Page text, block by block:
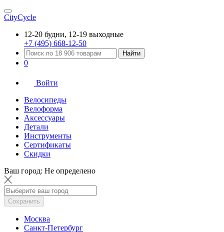
CityCycle
12-20 будни, 12-19 выходные
+7 (495) 668-12-50
Найти
0
Войти
Велосипеды
Велоформа
Аксессуары
Детали
Инструменты
Сертификаты
Скидки
Ваш город: Не определено
Сохранить
Москва
Санкт-Петербург